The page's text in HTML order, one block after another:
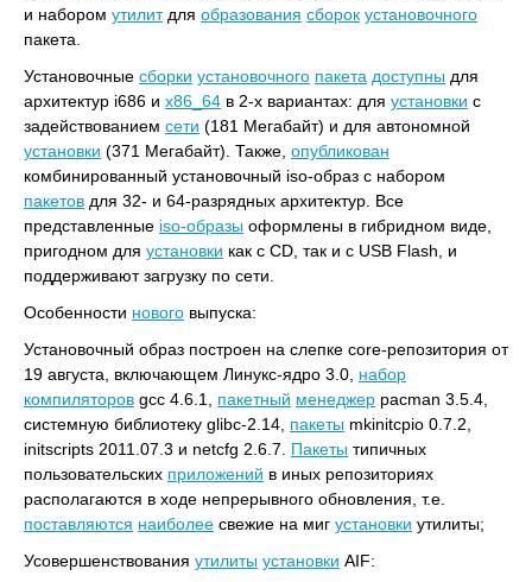
и набором утилитдля образования сборок установочного
пакета.
Установочные сборки установочного пакета доступны для
архитектур i686 и x86_64 в 2-х вариантах: для установки с
задействованием сети (181 Мегабайт) и для автономной
установки (371 Мегабайт). Также, опубликован
комбинированный установочный iso-образ с набором
пакетов для 32- и 64-разрядных архитектур. Все
представленные iso-образы оформлены в гибридном виде,
пригодном для установки как с CD, так и с USB Flash, и
поддерживают загрузку по сети.
Особенности нового выпуска:
Установочный образ построен на слепке core-репозитория от
19 августа, включающем Линукс-ядро 3.0, набор
компиляторов gcc 4.6.1, пакетный менеджер pacman 3.5.4,
системную библиотеку glibc-2.14, пакеты mkinitcpio 0.7.2,
initscripts 2011.07.3 и netcfg 2.6.7. Пакеты типичных
пользовательских приложений в иных репозиториях
располагаются в ходе непрерывного обновления, т.е.
поставляются наиболее свежие на миг установки утилиты;
Усовершенствования утилиты установки AIF: